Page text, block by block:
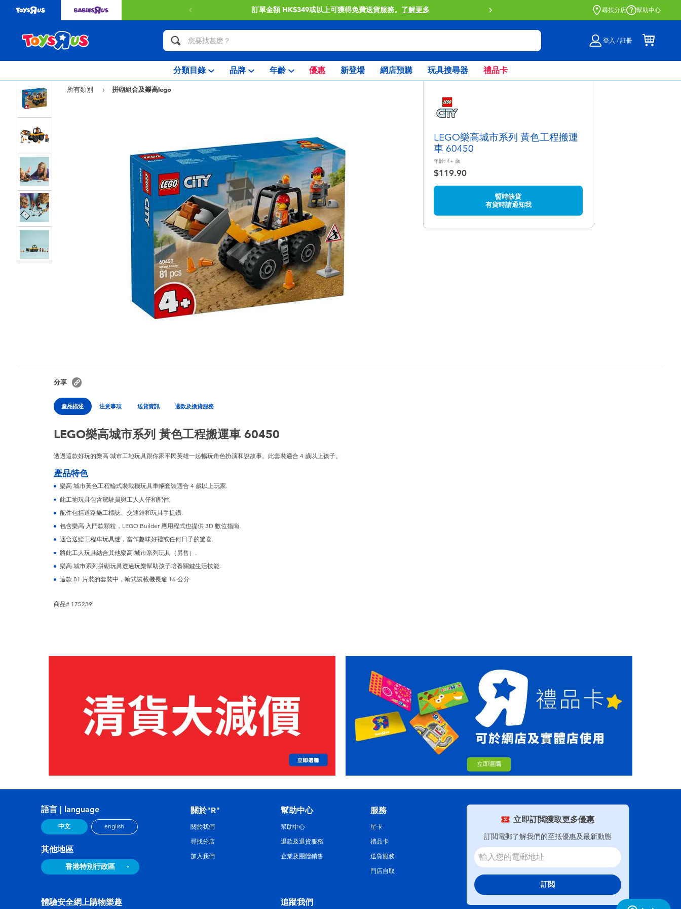
訂單金額 HK$349或以上可獲得免費送貨服務。 了解更多 門店自取服務 網上購買並在店內
尋找分店 幫助中心
登入 / 註冊
分類目錄 品牌 年齡 優惠 新登場 網店預購 玩具搜尋器 禮品卡
所有類別 拼砌組合及樂高lego
LEGO樂高城市系列 黃色工程搬運
車 60450
年齡: 4+ 歲
$119.90
暫時缺貨
有貨時請通知我
分享
產品描述 注意事項 送貨資訊 退款及換貨服務
LEGO樂高城市系列 黃色工程搬運車 60450
透過這款好玩的樂高 城市工地玩具跟你家平民英雄一起暢玩角色扮演和說故事。此套裝適合 4 歲以上孩子。
產品特色
樂高 城市黃色工程輪式裝載機玩具車輛套裝適合 4 歲以上玩家.
此工地玩具包含駕駛員與工人人仔和配件.
配件包括道路施工標誌、交通錐和玩具手提鑽.
包含樂高 入門款顆粒，LEGO Builder 應用程式也提供 3D 數位指南.
適合送給工程車玩具迷，當作趣味好禮或任何日子的驚喜.
將此工人玩具結合其他樂高 城市系列玩具（另售）.
樂高 城市系列拼砌玩具透過玩樂幫助孩子培養關鍵生活技能.
這款 81 片裝的套裝中，輪式裝載機長逾 16 公分
商品# 175239
立即訂閲獲取更多優惠
訂閲電郵了解我們的至抵優惠及最新動態
訂閲
語言 | language
中文 english
其他地區
香港特別行政區
追蹤我們
關於"R"
關於我們
尋找分店
加入我們
幫助中心
幫助中心
退款及退貨服務
企業及團體銷售
服務
星卡
禮品卡
送貨服務
門店自取
體驗安全網上購物樂趣